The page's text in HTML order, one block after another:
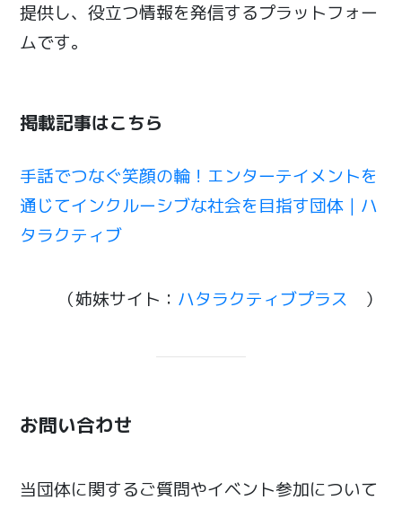
提供し、役立つ情報を発信するプラットフォー
ムです。
掲載記事はこちら
手話でつなぐ笑顔の輪！エンターテイメントを
通じてインクルーシブな社会を目指す団体｜ハ
タラクティブ
（姉妹サイト： ハタラクティブプラス ）
お問い合わせ
当団体に関するご質問やイベント参加について